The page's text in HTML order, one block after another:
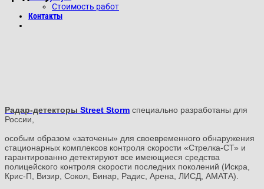
Стоимость работ
Контакты
Радар-детекторы Street Storm специально разработаны для
России,
особым образом «заточены» для своевременного обнаружения
стационарных комплексов контроля скорости «Стрелка-СТ» и
гарантированно детектируют все имеющиеся средства
полицейского контроля скорости последних поколений (Искра,
Крис-П, Визир, Сокол, Бинар, Радис, Арена, ЛИСД, АМАТА).